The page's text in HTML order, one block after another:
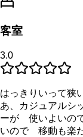
客室
3.0
はっきりいって狭
あ、カジュアルシ
ーが 使いよいの
いので 移動も楽だ